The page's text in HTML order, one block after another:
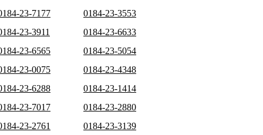
23-7177
0184-23-3553
23-3911
0184-23-6633
23-6565
0184-23-5054
23-0075
0184-23-4348
23-6288
0184-23-1414
23-7017
0184-23-2880
23-2761
0184-23-3139